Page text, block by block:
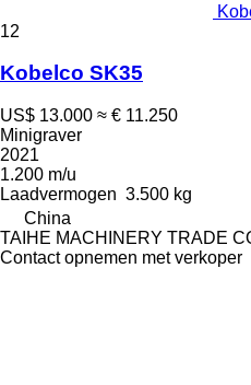
12
Kobelco SK35
US$ 13.000 ≈ € 11.250
Minigraver
2021
1.200 m/u
Laadvermogen 3.500 kg
China
TAIHE MACHINERY TRADE
Contact opnemen met verkoper